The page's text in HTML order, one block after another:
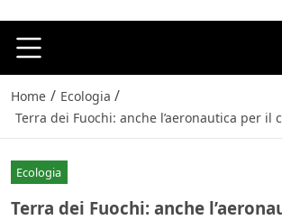
Home / Ecologia /
Terra dei Fuochi: anche l’aeronautica per il
Ecologia
Terra dei Fuochi: anche